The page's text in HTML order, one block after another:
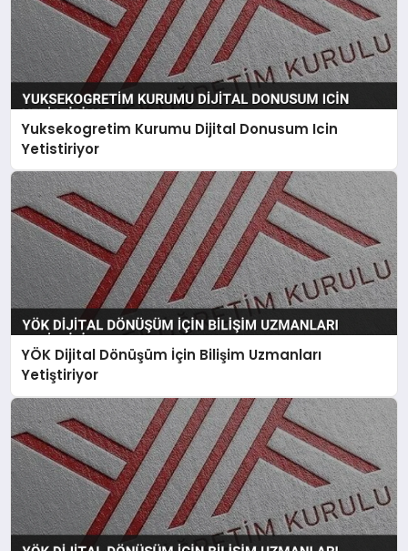
Yuksekogretim Kurumu Dijital Donusum Icin
Yetistiriyor
YÖK Dijital Dönüşüm İçin Bilişim Uzmanları
Yetiştiriyor